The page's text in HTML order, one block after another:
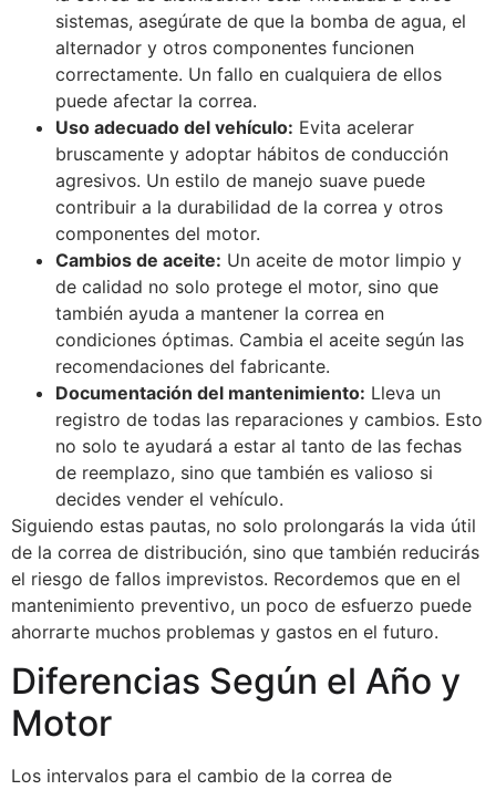
sistemas, asegúrate de que la bomba de agua, el
alternador y otros componentes funcionen
correctamente. Un fallo en cualquiera de ellos
puede afectar la correa.
Uso adecuado del vehículo: Evita acelerar
bruscamente y adoptar hábitos de conducción
agresivos. Un estilo de manejo suave puede
contribuir a la durabilidad de la correa y otros
componentes del motor.
Cambios de aceite: Un aceite de motor limpio y
de calidad no solo protege el motor, sino que
también ayuda a mantener la correa en
condiciones óptimas. Cambia el aceite según las
recomendaciones del fabricante.
Documentación del mantenimiento: Lleva un
registro de todas las reparaciones y cambios. Esto
no solo te ayudará a estar al tanto de las fechas
de reemplazo, sino que también es valioso si
decides vender el vehículo.
Siguiendo estas pautas, no solo prolongarás la vida útil
de la correa de distribución, sino que también reducirás
el riesgo de fallos imprevistos. Recordemos que en el
mantenimiento preventivo, un poco de esfuerzo puede
ahorrarte muchos problemas y gastos en el futuro.
Diferencias Según el Año y
Motor
Los intervalos para el cambio de la correa de